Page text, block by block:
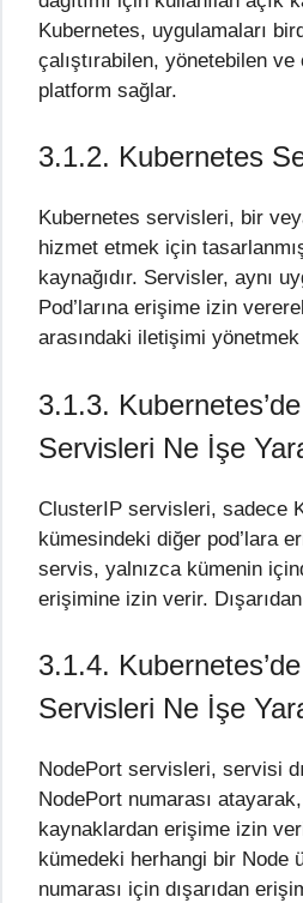
Kubernetes, uygulamaları
çalıştırabilen, yönetebilen
platform sağlar.
3.1.2. Kubernetes
Kubernetes servisleri, bir
hizmet etmek için
kaynağıdır. Servisler, aynı
Pod’larına erişime izin
arasındaki iletişimi yönetmek
3.1.3.
Servisleri Ne İşe
ClusterIP servisleri, sadece
kümesindeki diğer pod’lara
servis, yalnızca kümenin
erişimine izin verir.
3.1.4.
Servisleri Ne İşe
NodePort servisleri, servisi
NodePort numarası
kaynaklardan erişime izin
kümedeki herhangi bir Node
numarası için dışarıdan